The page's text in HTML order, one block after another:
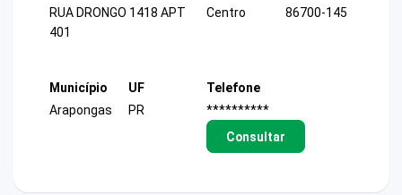
RUA DRONGO 1418 APT
401
Centro
86700-145
Município
Arapongas
UF
PR
Telefone
**********
Consultar